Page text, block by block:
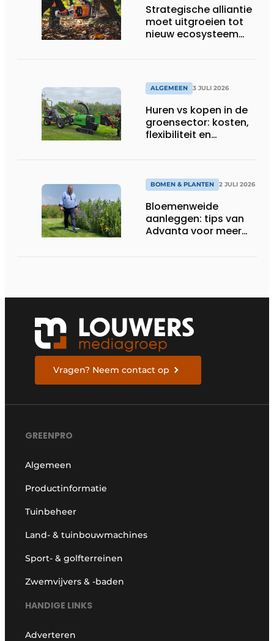
Strategische alliantie
moet uitgroeien tot
nieuw ecosysteem
ALGEMEEN 3 JULI 2026
Huren vs kopen in de
groensector: kosten,
flexibiliteit en
BOMEN & PLANTEN 2 JULI 2026
Bloemenweide
aanleggen: tips van
Advanta voor meer
Vragen? Neem contact op
GREENPRO
Algemeen
Productinformatie
Tuinbeheer
Land- & tuinbouwmachines
Sport- & golfterreinen
Zwemvijvers & -baden
HANDIGE LINKS
Adverteren